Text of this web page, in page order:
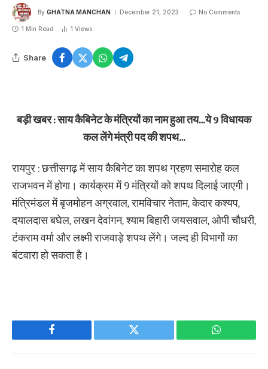
By GHATNA MANCHAN December 21, 2023 No Comments
1 Min Read 1 Views
Share
बड़ी खबर : साय कैबिनेट के मंत्रियों का नाम हुआ तय…ये 9 विधायक
कल लेंगे मंत्री पद की शपथ…
रायपुर : छत्तीसगढ़ में साय कैबिनेट का शपथ ग्रहण समारोह कल
राजभवन में होगा। कार्यक्रम में 9 मंत्रियों को शपथ दिलाई जाएगी।
मंत्रिमंडल में बृजमोहन अग्रवाल, रामविचार नेताम, केदार कश्यप,
दयालदास बघेल, लखन देवांगन, श्याम बिहारी जयसवाल, ओपी चौधरी,
टंकराम वर्मा और लक्ष्मी राजवाड़े शपथ लेंगे। जल्द ही विभागों का
बंटवारा हो सकता है।
Facebook Twitter WhatsApp